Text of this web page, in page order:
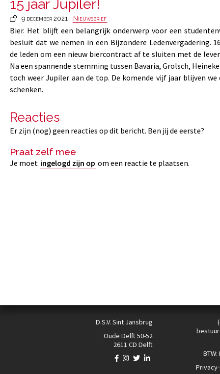
15 jaar Jupiler!
9 december 2021 | Nieuwsbrief
Bier. Het blijft een belangrijk onderwerp voor een
besluit dat we nemen in een Bijzondere Ledenvergadering.
de leden om een nieuw biercontract af te sluiten met de
Na een spannende stemming tussen Bavaria, Grolsch,
toch weer Jupiler aan de top. De komende vijf jaar blijven
schenken.
Reacties
Er zijn (nog) geen reacties op dit bericht. Ben jij de eerste?
Praat zelf mee
Je moet ingelogd zijn op om een reactie te plaatsen.
D.S.V. Sint Jansbrug
Oude Delft 50-52
2611 CD Delft